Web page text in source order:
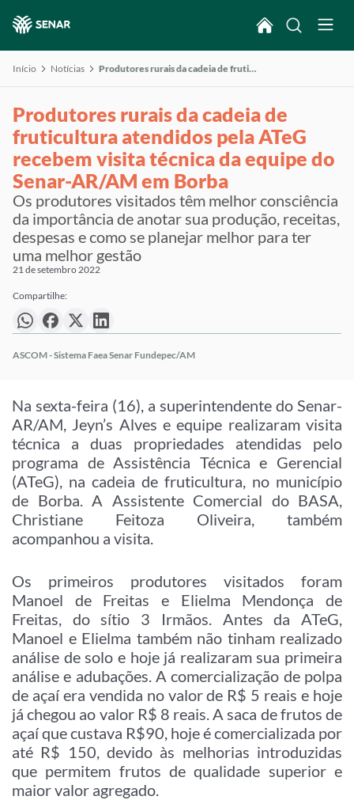
Início Notícias Produtores rurais da cadeia de fruticultura atendidos pela ATeG recebem visita técnica da equipe do Senar-AR/AM em Borba
Produtores rurais da cadeia de
fruticultura atendidos pela ATeG
recebem visita técnica da equipe do
Senar-AR/AM em Borba
Os produtores visitados têm melhor consciência
da importância de anotar sua produção, receitas,
despesas e como se planejar melhor para ter
uma melhor gestão
21 de setembro 2022
Compartilhe:
ASCOM - Sistema Faea Senar Fundepec/AM
Na sexta-feira (16), a superintendente do Senar-
AR/AM, Jeyn’s Alves e equipe realizaram visita
técnica a duas propriedades atendidas pelo
programa de Assistência Técnica e Gerencial
(ATeG), na cadeia de fruticultura, no município
de Borba. A Assistente Comercial do BASA,
Christiane Feitoza Oliveira, também
acompanhou a visita.
Os primeiros produtores visitados foram
Manoel de Freitas e Elielma Mendonça de
Freitas, do sítio 3 Irmãos. Antes da ATeG,
Manoel e Elielma também não tinham realizado
análise de solo e hoje já realizaram sua primeira
análise e adubações. A comercialização de polpa
de açaí era vendida no valor de R$ 5 reais e hoje
já chegou ao valor R$ 8 reais. A saca de frutos de
açaí que custava R$90, hoje é comercializada por
até R$ 150, devido às melhorias introduzidas
que permitem frutos de qualidade superior e
maior valor agregado.